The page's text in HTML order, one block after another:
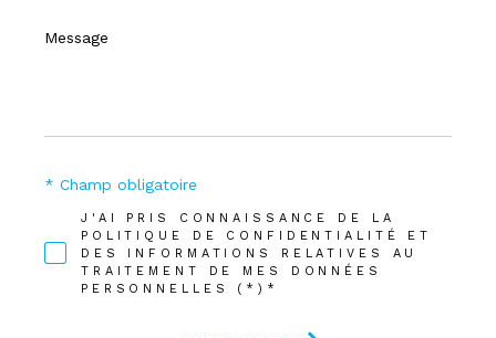
Message
J'AI PRIS CONNAISSANCE DE LA
POLITIQUE DE CONFIDENTIALITÉ ET
DES INFORMATIONS RELATIVES AU
TRAITEMENT DE MES DONNÉES
PERSONNELLES (*)*
* Champ obligatoire